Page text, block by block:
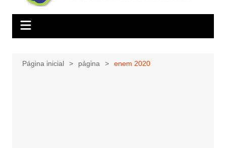
Página inicial página enem 2020